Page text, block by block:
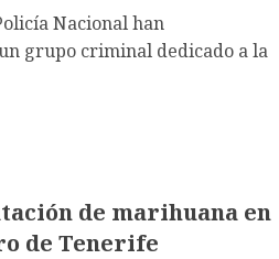
Nacional han
grupo criminal dedicado a la
de marihuana en
de Tenerife